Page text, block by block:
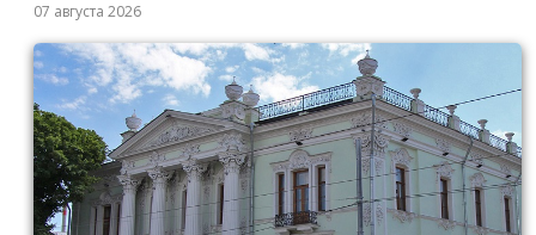
07 августа 2026